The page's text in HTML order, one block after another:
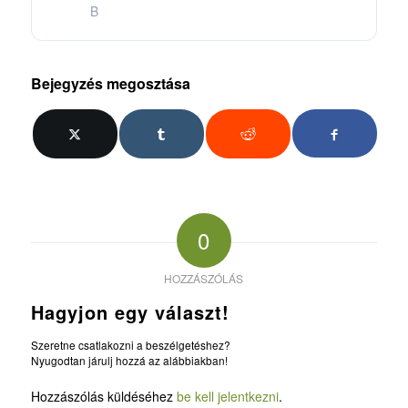
B
Bejegyzés megosztása
0
HOZZÁSZÓLÁS
Hagyjon egy választ!
Szeretne csatlakozni a beszélgetéshez?
Nyugodtan járulj hozzá az alábbiakban!
Hozzászólás küldéséhez be kell jelentkezni.